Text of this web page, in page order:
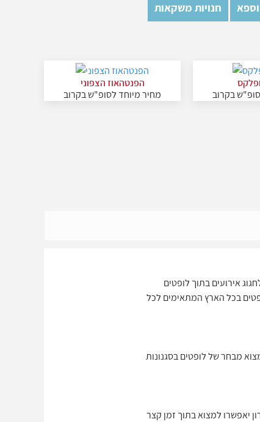
חנויות משקאות
הפנטהאוז הצפוני
מחיר מיוחד לסופ"ש בקרוב בקרוב
אירועים בתוך לופטים
של לופטים דקה 90 תוכלו למצוא מבחר של לופטים בכל הארץ המתאימים לכל
מבחר של לופטים בסגנונות
יאפשרו למצוא בתוך זמן קצר